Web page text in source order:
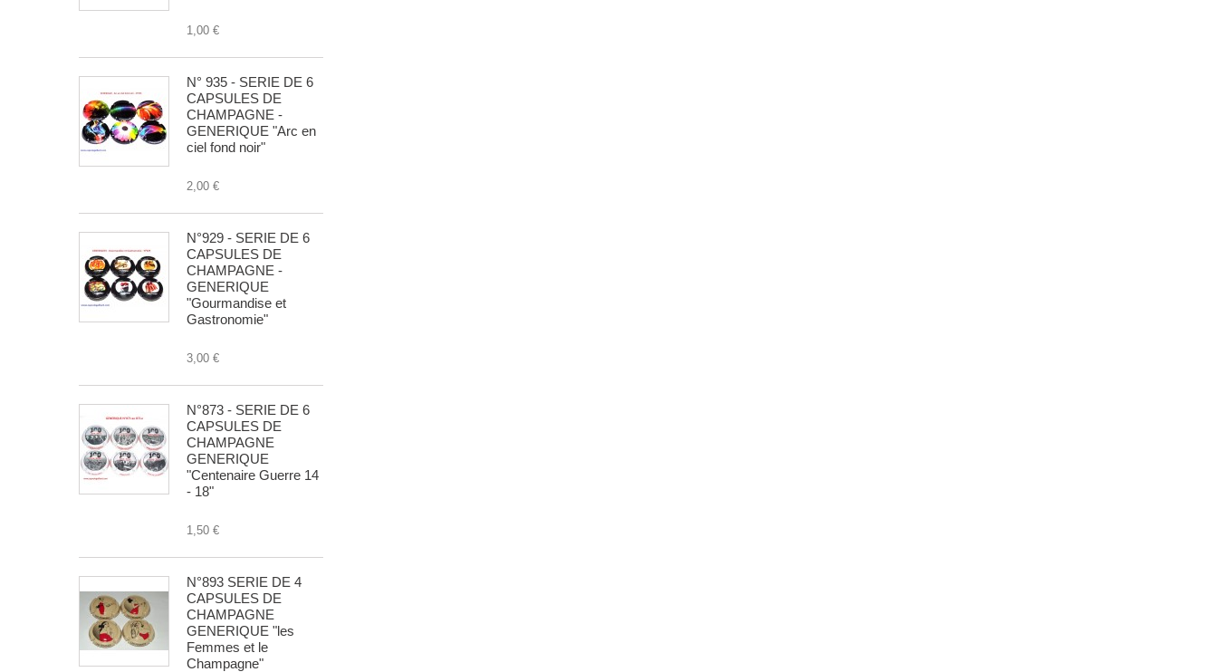
1,00 €
N° 935 - SERIE DE 6
CAPSULES DE
CHAMPAGNE -
GENERIQUE "Arc en
ciel fond noir"
2,00 €
N°929 - SERIE DE 6
CAPSULES DE
CHAMPAGNE -
GENERIQUE
"Gourmandise et
Gastronomie"
3,00 €
N°873 - SERIE DE 6
CAPSULES DE
CHAMPAGNE
GENERIQUE
"Centenaire Guerre 14
- 18"
1,50 €
N°893 SERIE DE 4
CAPSULES DE
CHAMPAGNE
GENERIQUE "les
Femmes et le
Champagne"